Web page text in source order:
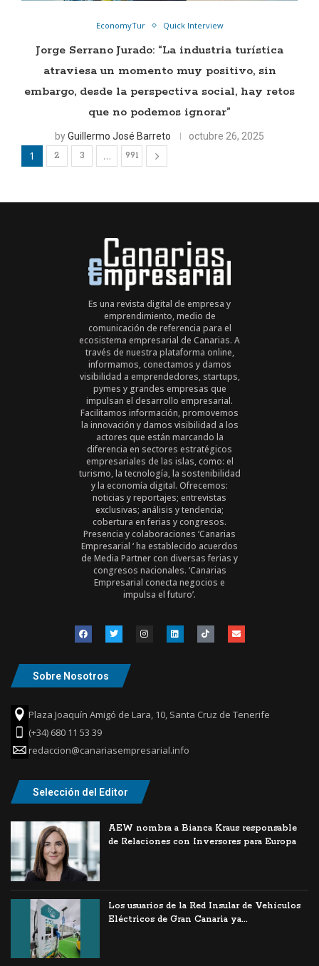
EconomyTur Quick Interview
Jorge Serrano Jurado: “La industria turística
atraviesa un momento muy positivo, sin
embargo, desde la perspectiva social, hay retos
que no podemos ignorar”
byGuillermo José Barreto octubre 26, 2025
1 2 3 … 991
Es una revista digital de empresa y
emprendimiento, medio de
comunicación de referencia para el
ecosistema empresarial de Canarias. A
través de nuestra plataforma online,
informamos, conectamos y damos
visibilidad a emprendedores, startups,
pymes y grandes empresas que
impulsan el desarrollo empresarial.
Facilitamos información, promovemos
la innovación y damos visibilidad a los
actores que están marcando la
diferencia en sectores estratégicos
empresariales de las islas, como: el
turismo, la tecnología, la sostenibilidad
y la economía digital. Ofrecemos:
noticias y reportajes; entrevistas
exclusivas; análisis y tendencia;
cobertura en ferias y congresos.
Presencia y colaboraciones ‘Canarias
Empresarial ‘ ha establecido acuerdos
de Media Partner con diversas ferias y
congresos nacionales. ‘Canarias
Empresarial conecta negocios e
impulsa el futuro’.
Sobre Nosotros
Plaza Joaquín Amigó de Lara, 10, Santa Cruz de Tenerife
(+34) 680 11 53 39
redaccion@canariasempresarial.info
Selección del Editor
AEW nombra a Bianca Kraus responsable
de Relaciones con Inversores para Europa
Los usuarios de la Red Insular de Vehículos
Eléctricos de Gran Canaria ya...